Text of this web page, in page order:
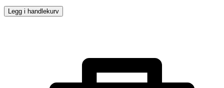
Legg i handlekurv